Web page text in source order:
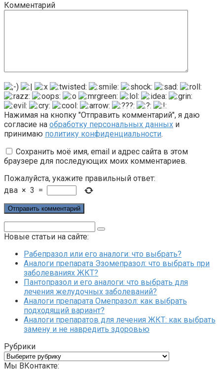
Комментарий
Нажимая на кнопку "Отправить комментарий", я даю
согласие на обработку персональных данных и
принимаю политику конфиденциальности.
Сохранить моё имя, email и адрес сайта в этом
браузере для последующих моих комментариев.
Пожалуйста, укажите правильный ответ:
два × 3 =
Новые статьи на сайте:
Рабепразол или его аналоги: что выбрать?
Аналоги препарата Эзомепразол: что выбрать при
заболеваниях ЖКТ?
Пантопразол и его аналоги: что выбрать для
лечения желудочных заболеваний?
Аналоги препарата Омепразол: как выбрать
подходящий вариант?
Аналоги препаратов для лечения ЖКТ: как выбрать
замену и не навредить здоровью
Рубрики
Рубрики
Мы ВКонтакте: